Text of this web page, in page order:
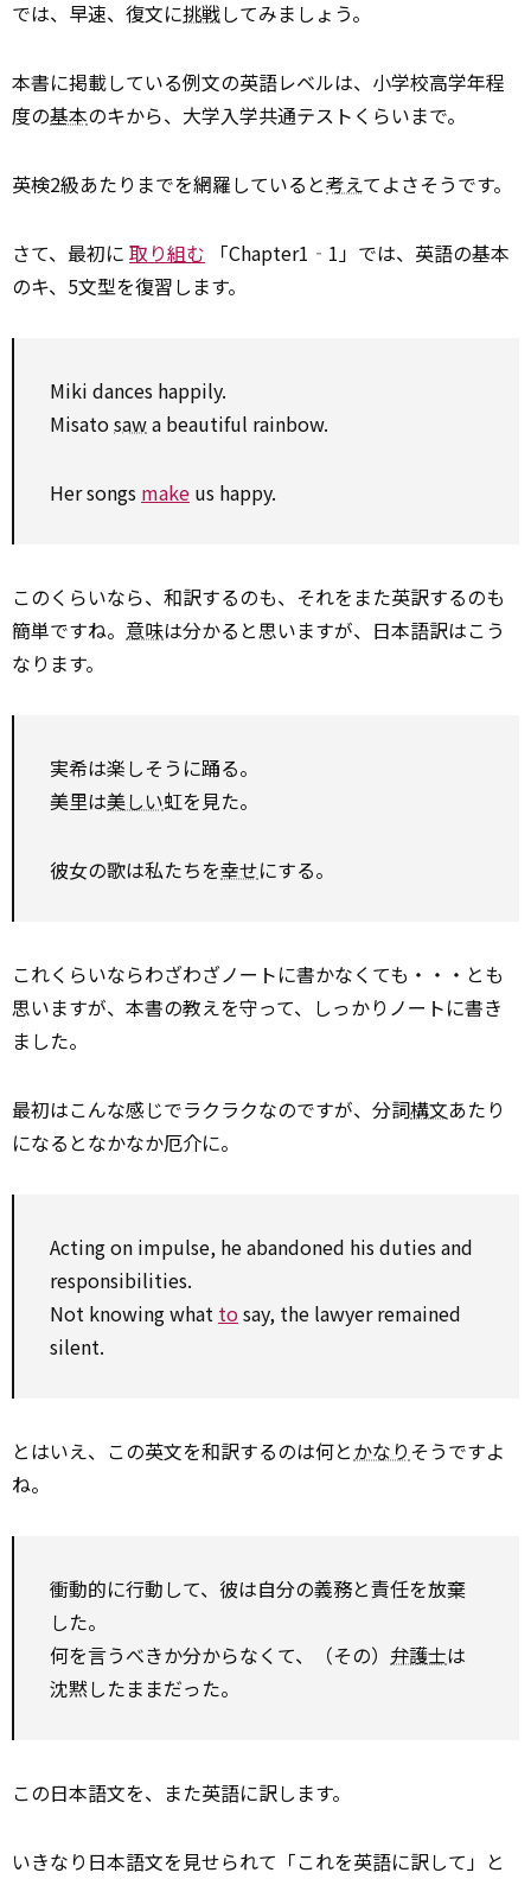
では、早速、復文に挑戦してみましょう。
本書に掲載している例文の英語レベルは、小学校高学年程
度の基本のキから、大学入学共通テストくらいまで。
英検2級あたりまでを網羅していると考えてよさそうです。
さて、最初に 取り組む 「Chapter1‐1」では、英語の基本
のキ、5文型を復習します。
Miki dances happily.
Misatosawa beautiful rainbow.
Her songs make us happy.
このくらいなら、和訳するのも、それをまた英訳するのも
簡単ですね。 意味は分かると思いますが、日本語訳はこう
なります。
実希は楽しそうに踊る。
美里は美しい虹を見た。
彼女の歌は私たちを幸せにする。
これくらいならわざわざノートに書かなくても・・・とも
思いますが、本書の教えを守って、しっかりノートに書き
ました。
最初はこんな感じでラクラクなのですが、分詞構文あたり
になるとなかなか厄介に。
Actingon impulse, heabandoned his duties and
responsibilities.
Not knowing what tosay, the lawyer remained
silent.
とはいえ、この英文を和訳するのは何とかなりそうですよ
ね。
衝動的に行動して、彼は自分の義務と責任を放棄
した。
何を言うべきか分からなくて、（その） 弁護士は
沈黙したままだった。
この日本語文を、また英語に訳します。
いきなり日本語文を見せられて「これを英語に訳して」と